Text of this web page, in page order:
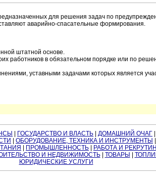
для решения задач по
аварийно-спасательные формирования.
штатной основе.
работников в обязательном порядке или по
уставными задачами которых является
ГОСУДАРСТВО И ВЛАСТЬ ДОМАШНИЙ ОЧАГ
ОБОРУДОВАНИЕ, ТЕХНИКА И ИНСТРУМЕНТЫ
ПРОМЫШЛЕННОСТЬ РАБОТА И
И НЕДВИЖИМОСТЬ| ТОВАРЫ
ЮРИДИЧЕСКИЕ УСЛУГИ